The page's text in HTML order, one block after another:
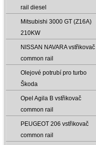
rail diesel
Mitsubishi 3000 GT (Z16A)
210KW
NISSAN NAVARA vstřikovač
common rail
Olejové potrubí pro turbo
Škoda
Opel Agila B vstřikovač
common rail
PEUGEOT 206 vstřikovač
common rail